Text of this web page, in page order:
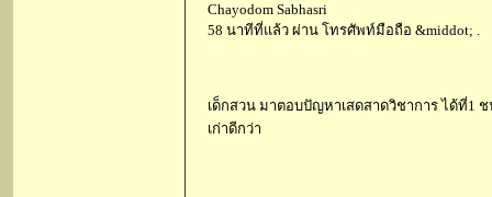
Chayodom Sabhasri
58 นาทีที่แล้ว ผ่าน โทรศัพท์มือถือ &middot; .
เด็กสวน มาตอบปัญหาเสดสาดวิชาการ ได้ที่1 ช
เก่าดีกว่า